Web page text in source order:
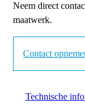
Neem direct
maatwerk.
Contact
Technische